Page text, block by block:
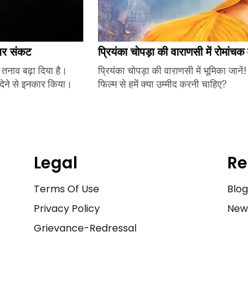
संकट
बढ़ा दिया है।
से इनकार किया।
प्रियंका चोपड़ा की वाराणसी में रोमांचक
प्रियंका चोपड़ा की वाराणसी में भूमिका
फिल्म से हमें क्या उम्मीद करनी चाहिए?
Legal
Terms Of Use
Privacy Policy
Grievance-Redressal